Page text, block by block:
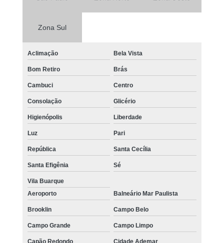
Zona Sul
Aclimação Bela Vista
Bom Retiro Brás
Cambuci Centro
Consolação Glicério
Higienópolis Liberdade
Luz Pari
República Santa Cecília
Santa Efigênia Sé
Vila Buarque
Aeroporto
Balneário Mar Paulista
Brooklin Campo Belo
Campo Grande Campo Limpo
Capão Redondo Cidade Ademar